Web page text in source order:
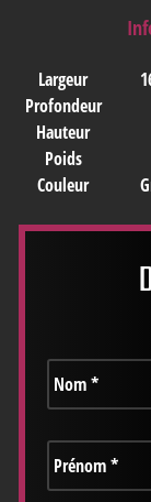
Largeur
Profondeur
Hauteur
Poids
Couleur
Nom *
Prénom *